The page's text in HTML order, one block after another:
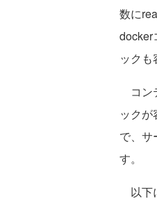
数に
docker
ックも
コン
ック
で、サ
す。
以下